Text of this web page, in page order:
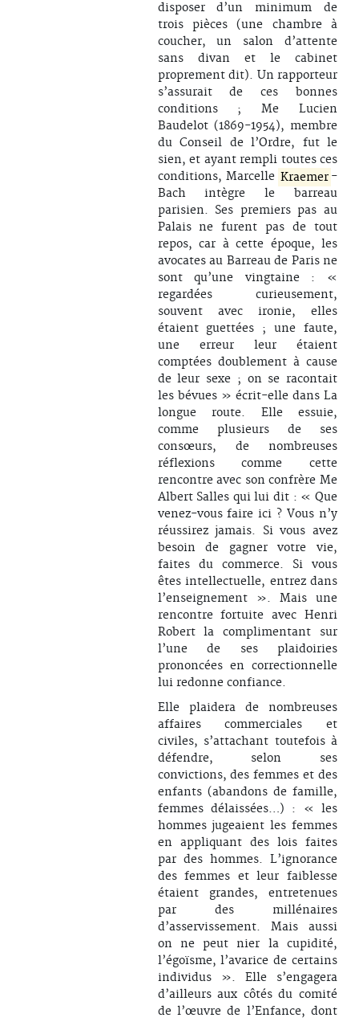
disposer d’un minimum de
trois pièces (une chambre à
coucher, un salon d’attente
sans divan et le cabinet
proprement dit). Un rapporteur
s’assurait de ces bonnes
conditions ; Me Lucien
Baudelot (1869-1954), membre
du Conseil de l’Ordre, fut le
sien, et ayant rempli toutes ces
conditions, Marcelle Kraemer -
Bach intègre le barreau
parisien. Ses premiers pas au
Palais ne furent pas de tout
repos, car à cette époque, les
avocates au Barreau de Paris ne
sont qu’une vingtaine : «
regardées curieusement,
souvent avec ironie, elles
étaient guettées ; une faute,
une erreur leur étaient
comptées doublement à cause
de leur sexe ; on se racontait
les bévues » écrit-elle dans La
longue route. Elle essuie,
comme plusieurs de ses
consœurs, de nombreuses
réflexions comme cette
rencontre avec son confrère Me
Albert Salles qui lui dit : « Que
venez-vous faire ici ? Vous n’y
réussirez jamais. Si vous avez
besoin de gagner votre vie,
faites du commerce. Si vous
êtes intellectuelle, entrez dans
l’enseignement ». Mais une
rencontre fortuite avec Henri
Robert la complimentant sur
l’une de ses plaidoiries
prononcées en correctionnelle
lui redonne confiance.
Elle plaidera de nombreuses
affaires commerciales et
civiles, s’attachant toutefois à
défendre, selon ses
convictions, des femmes et des
enfants (abandons de famille,
femmes délaissées…) : « les
hommes jugeaient les femmes
en appliquant des lois faites
par des hommes. L’ignorance
des femmes et leur faiblesse
étaient grandes, entretenues
par des millénaires
d’asservissement. Mais aussi
on ne peut nier la cupidité,
l’égoïsme, l’avarice de certains
individus ». Elle s’engagera
d’ailleurs aux côtés du comité
de l’œuvre de l’Enfance, dont